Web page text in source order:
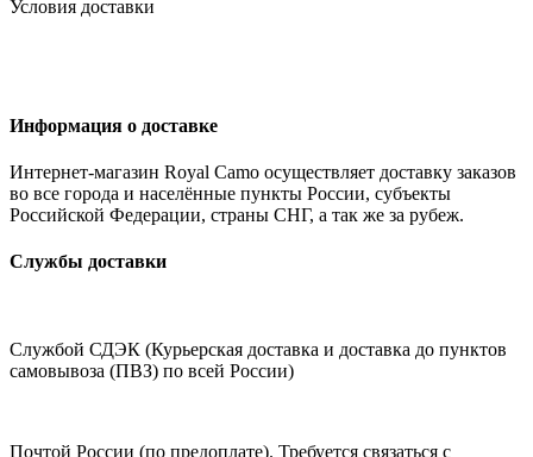
Условия доставки
Информация о доставке
Интернет-магазин Royal Camo осуществляет доставку заказов
во все города и населённые пункты России, субъекты
Российской Федерации, страны СНГ, а так же за рубеж.
Службы доставки
Службой СДЭК (Курьерская доставка и доставка до пунктов
самовывоза (ПВЗ) по всей России)
Почтой России (по предоплате). Требуется связаться с